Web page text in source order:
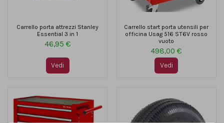
Carrello porta attrezzi Stanley
Essential 3 in 1
46,95 €
Vedi
Carrello start porta utensili per
officina Usag 516 ST6V rosso
vuoto
498,00 €
Vedi